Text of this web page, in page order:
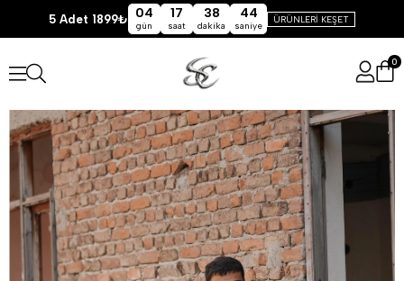
5 Adet 1899₺ 04
gün
17
saat
38
dakika
44
saniye
ÜRÜNLERİ KEŞET
0